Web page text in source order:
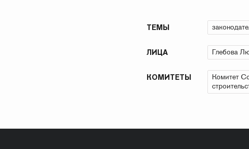
ТЕМЫ
ЛИЦА Глебова
КОМИТЕТЫ
Комитет